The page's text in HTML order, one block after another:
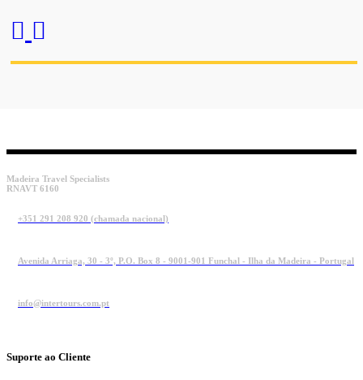
Madeira Travel Specialists
RNAVT 6160
+351 291 208 920 (chamada nacional)
Avenida Arriaga, 30 - 3º, P.O. Box 8 - 9001-901 Funchal - Ilha da Madeira - Portugal
info@intertours.com.pt
Suporte ao Cliente